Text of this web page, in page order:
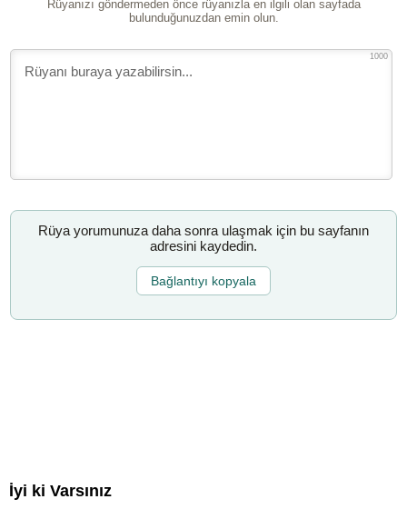
Rüyanızı göndermeden önce rüyanızla en ilgili olan sayfada
bulunduğunuzdan emin olun.
1000
Rüya yorumunuza daha sonra ulaşmak için bu sayfanın
adresini kaydedin.
Bağlantıyı kopyala
İyi ki Varsınız